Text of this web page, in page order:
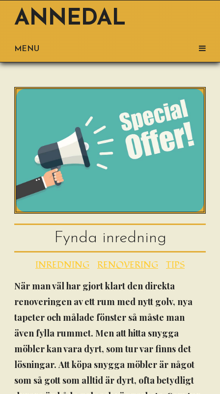
ANNEDAL
MENU
Fynda inredning
INREDNING RENOVERING TIPS
När man väl har gjort klart den direkta
renoveringen av ett rum med nytt golv, nya
tapeter och målade fönster så måste man
även fylla rummet. Men att hitta snygga
möbler kan vara dyrt, som tur var finns det
lösningar. Att köpa snygga möbler är något
som så gott som alltid är dyrt, ofta betydligt